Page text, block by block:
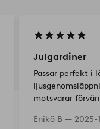
Julgardiner
Passar perfekt i
motsvarar
kedja som
Enikö B — 2025-